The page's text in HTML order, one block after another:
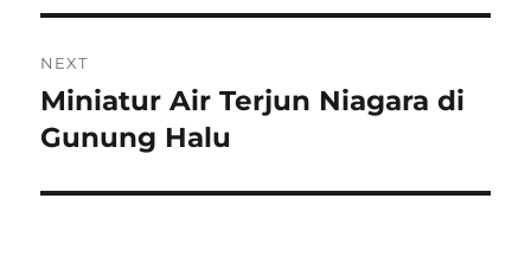
NEXT
Next
post:
Miniatur Air Terjun Niagara di
Gunung Halu